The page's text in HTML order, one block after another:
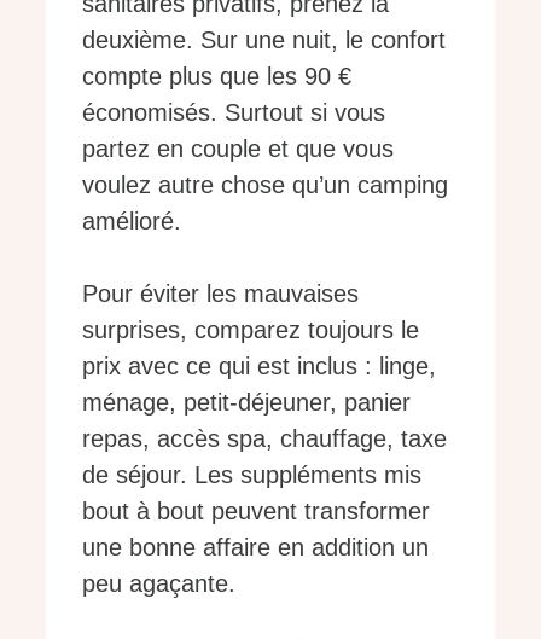
deuxième. Sur une nuit, le confort
compte plus que les 90 €
économisés. Surtout si vous
partez en couple et que vous
voulez autre chose qu’un camping
amélioré.
Pour éviter les mauvaises
surprises, comparez toujours le
prix avec ce qui est inclus : linge,
ménage, petit-déjeuner, panier
repas, accès spa, chauffage, taxe
de séjour. Les suppléments mis
bout à bout peuvent transformer
une bonne affaire en addition un
peu agaçante.